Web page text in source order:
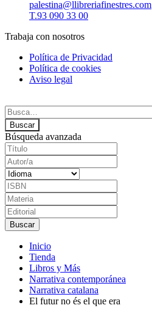
palestina@llibreriafinestres.com
T.93 090 33 00
Trabaja con nosotros
Política de Privacidad
Política de cookies
Aviso legal
Búsqueda avanzada
Inicio
Tienda
Libros y Más
Narrativa contemporánea
Narrativa catalana
El futur no és el que era